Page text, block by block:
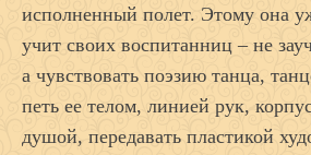
исполненный полет. Этому она
учит своих воспитанниц – не
а чувствовать поэзию танца,
петь ее телом, линией рук,
душой, передавать пластикой